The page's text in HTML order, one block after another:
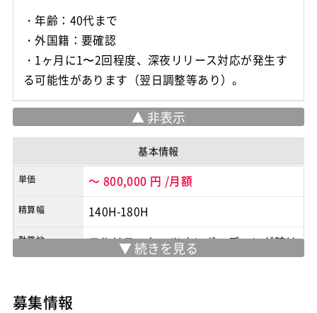
・年齢：40代まで
・外国籍：要確認
・1ヶ月に1〜2回程度、深夜リリース対応が発生す
る可能性があります（翌日調整等あり）。
基本情報
単価 ～ 800,000 円 /月額
精算幅 140H-180H
勤務地
フルリモート ※オンボーディング時は
最大1週間程度の出社（大崎）が発生し
募集情報